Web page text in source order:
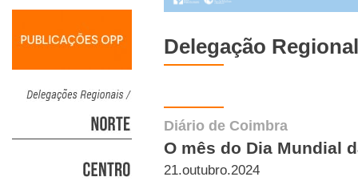
Delegação
Diário de Coimbra
O mês do Dia Mundial
21.outubro.2024